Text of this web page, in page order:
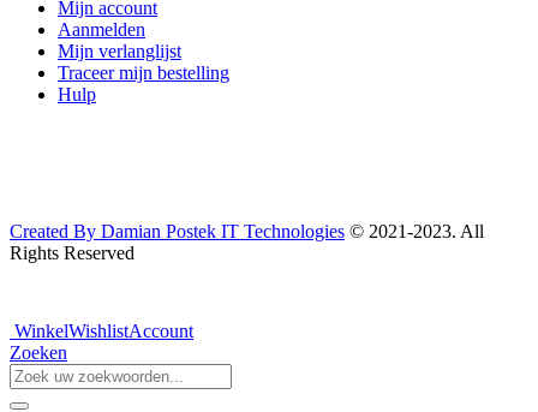
Mijn account
Aanmelden
Mijn verlanglijst
Traceer mijn bestelling
Hulp
Created By Damian Postek IT Technologies © 2021-2023. All
Rights Reserved
WinkelWishlistAccount
Zoeken